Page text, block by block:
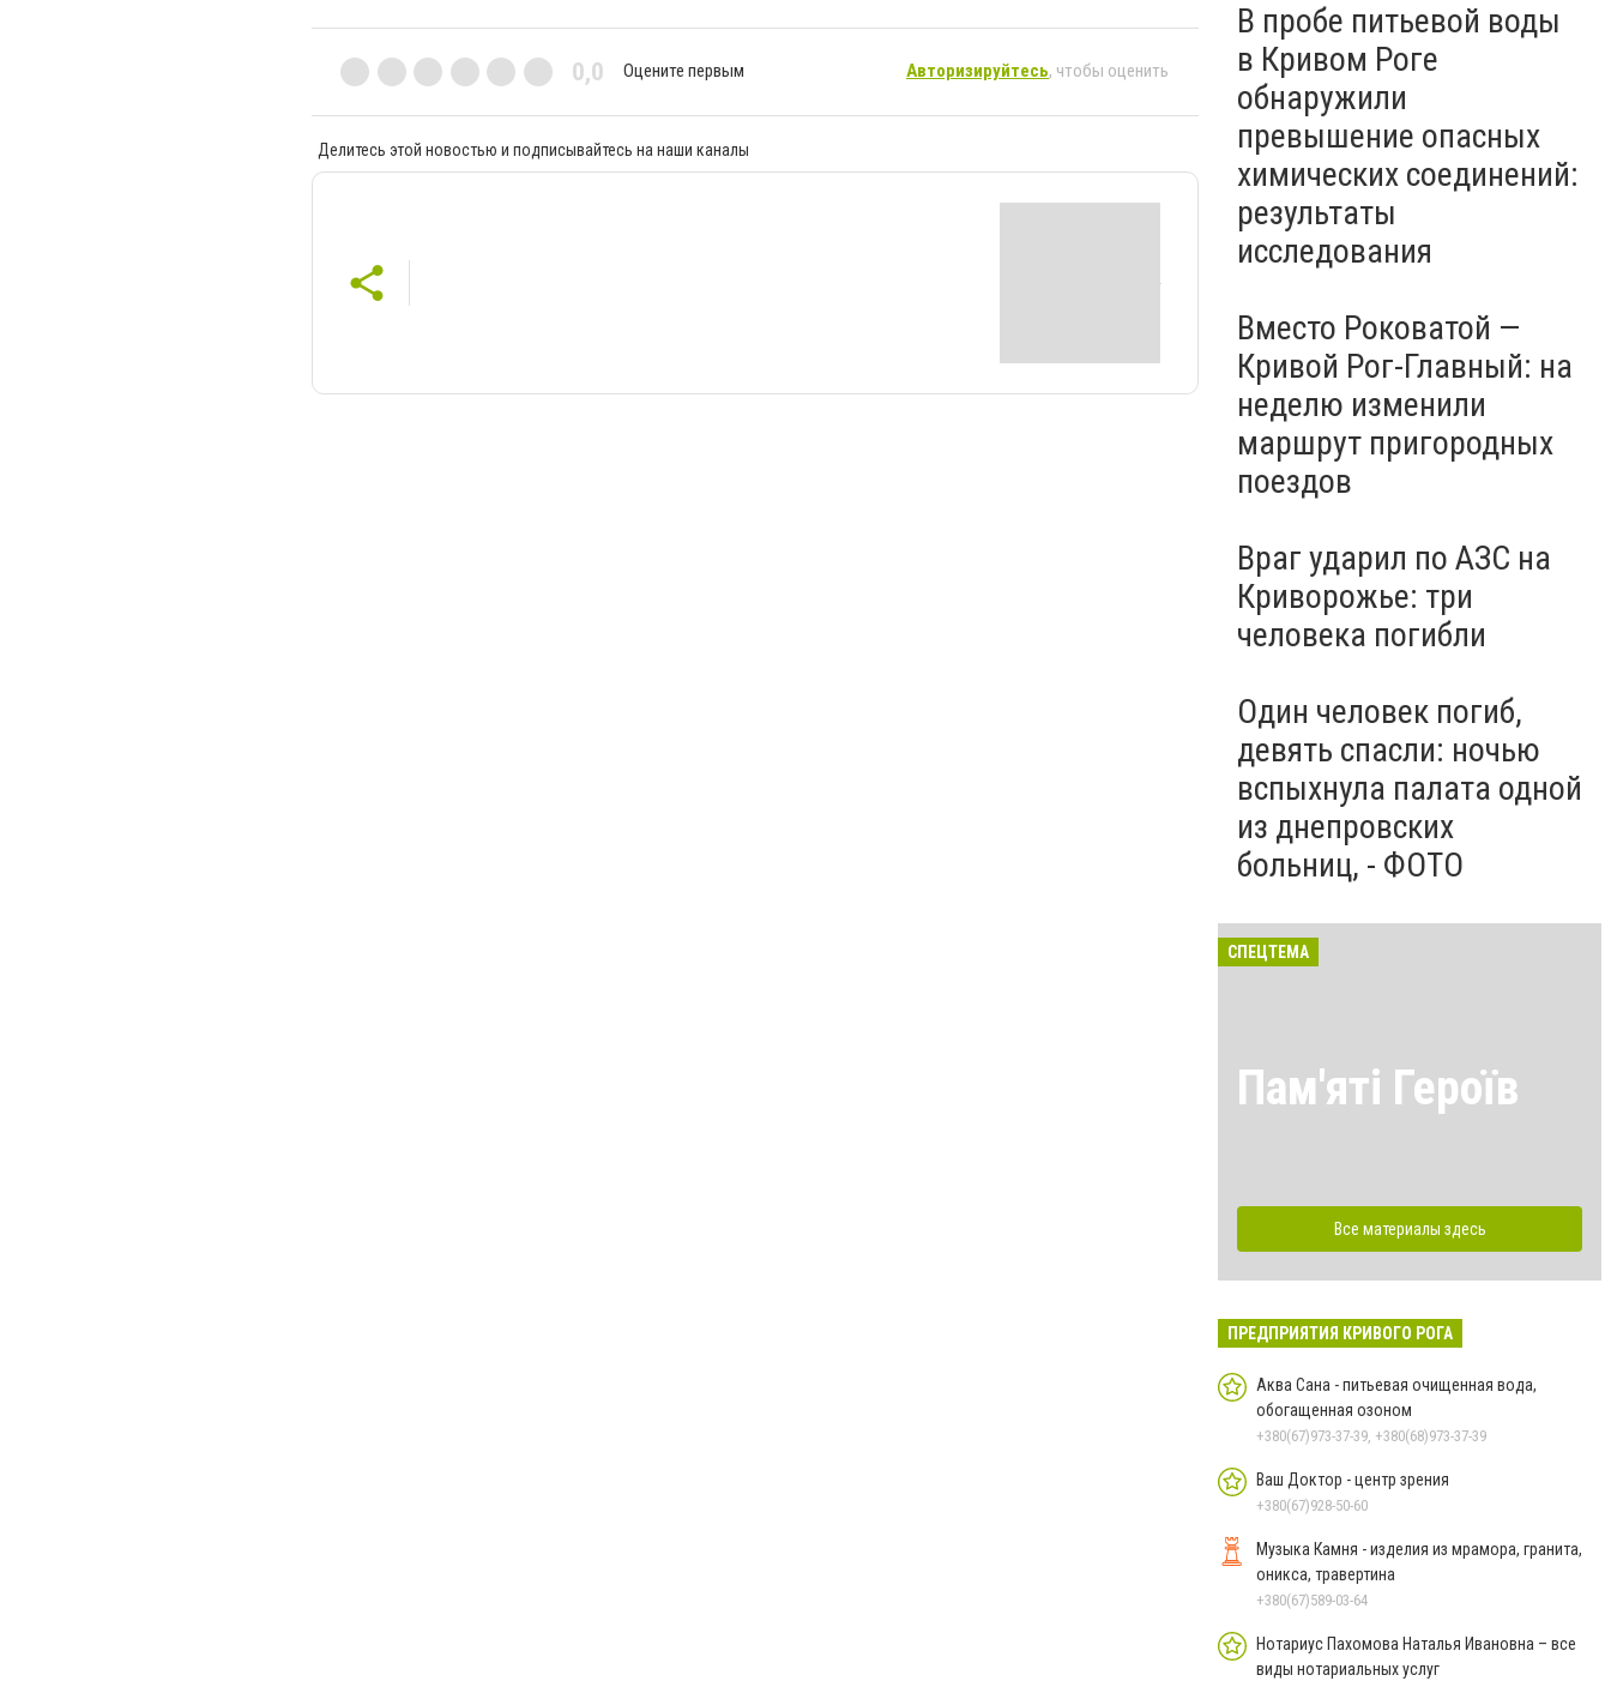
0,0 Оцените первым Авторизируйтесь, чтобы оценить
Делитесь этой новостью и подписывайтесь на наши каналы
ПВО уничтожила и
подавила 114 БпЛА
Общенациональная минута
молчания: Украина чтит
память жертв войны, -
09:00
В пробе питьевой воды
в Кривом Роге
обнаружили
превышение опасных
химических соединений:
результаты
исследования
Вместо Роковатой —
Кривой Рог-Главный: на
неделю изменили
маршрут пригородных
поездов
Враг ударил по АЗС на
Криворожье: три
человека погибли
Один человек погиб,
девять спасли: ночью
вспыхнула палата одной
из днепровских
больниц, - ФОТО
СПЕЦТЕМА
Пам'яті Героїв
Все материалы здесь
ПРЕДПРИЯТИЯ КРИВОГО РОГА
Аква Сана - питьевая очищенная вода,
обогащенная озоном
+380(67)973-37-39, +380(68)973-37-39
Ваш Доктор - центр зрения
+380(67)928-50-60
Музыка Камня - изделия из мрамора, гранита,
оникса, травертина
+380(67)589-03-64
Нотариус Пахомова Наталья Ивановна – все
виды нотариальных услуг